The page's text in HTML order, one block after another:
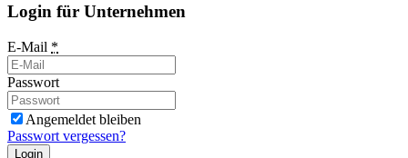
Login für Unternehmen
E-Mail *
Passwort
Angemeldet bleiben
Passwort vergessen?
Login